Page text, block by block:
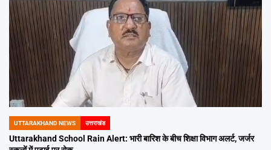
POSTED
IN
UTTARAKHAND NEWS उत्तराखंड
Uttarakhand School Rain Alert: भारी बारिश के बीच शिक्षा विभाग अलर्ट, जर्जर